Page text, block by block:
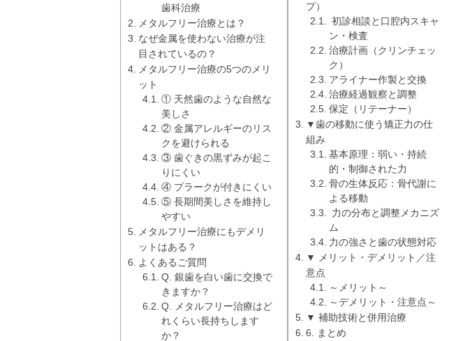
歯科治療
メタルフリー治療とは？
なぜ金属を使わない治療が注
目されているの？
メタルフリー治療の5つのメリ
ット
① 天然歯のような自然な
美しさ
② 金属アレルギーのリス
クを避けられる
③ 歯ぐきの黒ずみが起こ
りにくい
④ プラークが付きにくい
⑤ 長期間美しさを維持し
やすい
メタルフリー治療にもデメリ
ットはある？
よくあるご質問
Q. 銀歯を白い歯に交換で
きますか？
Q. メタルフリー治療はど
れくらい長持ちします
か？
プ）
初診相談と口腔内スキャ
ン・検査
治療計画（クリンチェッ
ク）
アライナー作製と交換
治療経過観察と調整
保定（リテーナー）
▼歯の移動に使う矯正力の仕
組み
基本原理：弱い・持続
的・制御された力
骨の生体反応：骨代謝に
よる移動
力の分布と調整メカニズ
ム
力の強さと歯の状態対応
▼ メリット・デメリット／注
意点
～メリット～
～デメリット・注意点～
▼ 補助技術と併用治療
6. まとめ